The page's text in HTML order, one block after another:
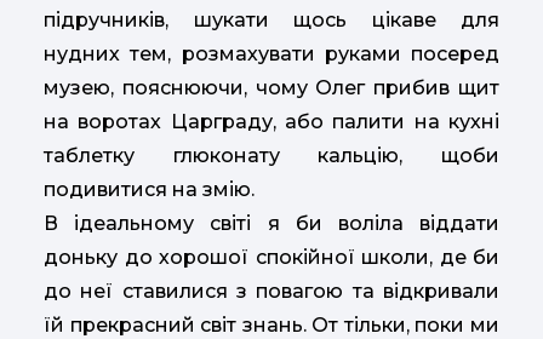
підручників, шукати щось цікаве для
нудних тем, розмахувати руками посеред
музею, пояснюючи, чому Олег прибив щит
на воротах Царграду, або палити на кухні
таблетку глюконату кальцію, щоби
подивитися на змію.
В ідеальному світі я би воліла віддати
доньку до хорошої спокійної школи, де би
до неї ставилися з повагою та відкривали
їй прекрасний світ знань. От тільки, поки ми